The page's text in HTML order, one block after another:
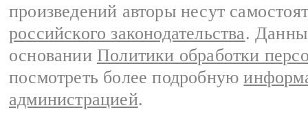
произведений авторы несут
российского законодательства.
основании Политики обработки
посмотреть более подробную
администрацией.